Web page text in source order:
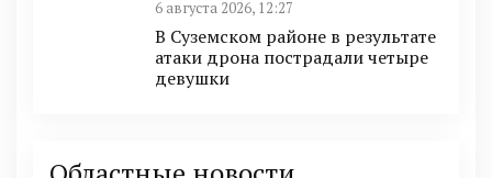
6 августа 2026, 12:27
В Суземском районе в результате
атаки дрона пострадали четыре
девушки